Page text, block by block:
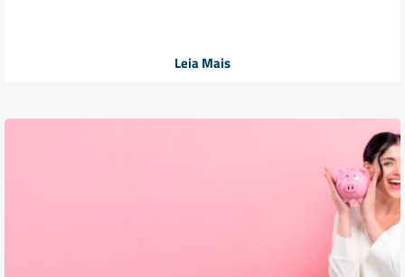
Leia Mais